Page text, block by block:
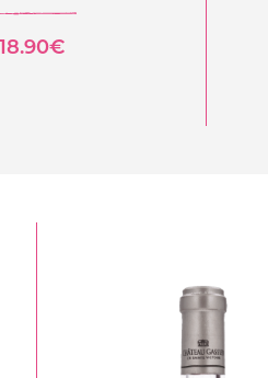
18.90€